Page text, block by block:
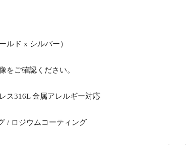
ルド x シルバー）
をご確認ください。
ス316L 金属アレルギー対応
/ ロジウムコーティング